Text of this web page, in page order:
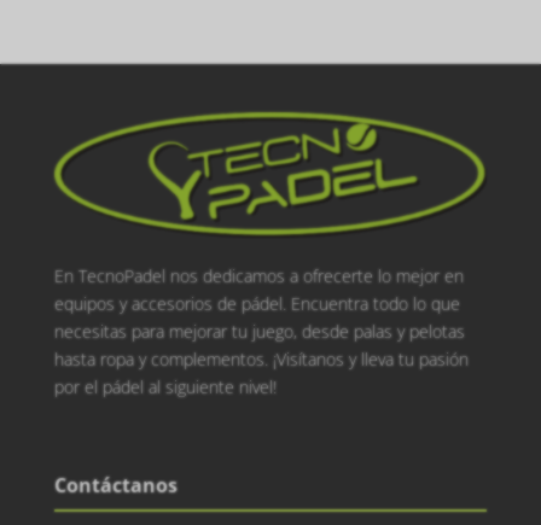
En TecnoPadel nos dedicamos a ofrecerte lo mejor en
equipos y accesorios de pádel. Encuentra todo lo que
necesitas para mejorar tu juego, desde palas y pelotas
hasta ropa y complementos. ¡Visítanos y lleva tu pasión
por el pádel al siguiente nivel!
Contáctanos